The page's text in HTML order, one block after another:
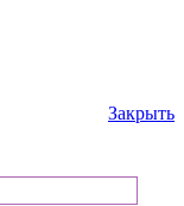
Закрыть